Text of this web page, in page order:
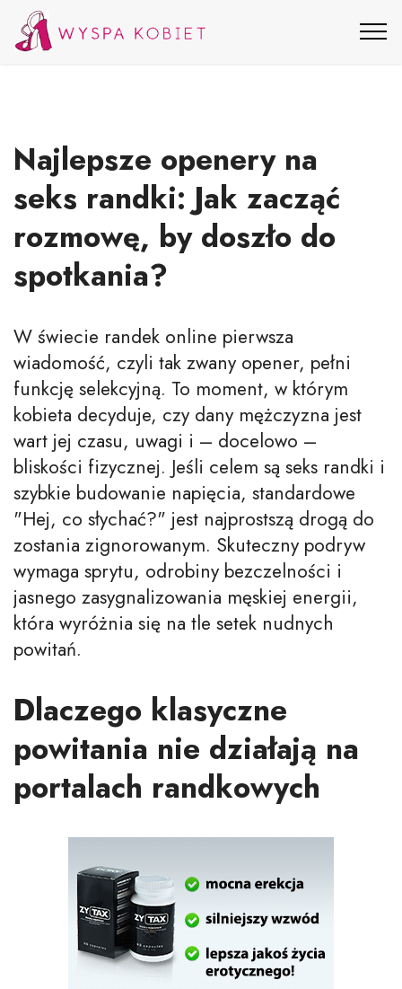
Najlepsze openery na
seks randki: Jak zacząć
rozmowę, by doszło do
spotkania?
W świecie randek online pierwsza
wiadomość, czyli tak zwany opener, pełni
funkcję selekcyjną. To moment, w którym
kobieta decyduje, czy dany mężczyzna jest
wart jej czasu, uwagi i – docelowo –
bliskości fizycznej. Jeśli celem są seks randki i
szybkie budowanie napięcia, standardowe
"Hej, co słychać?" jest najprostszą drogą do
zostania zignorowanym. Skuteczny podryw
wymaga sprytu, odrobiny bezczelności i
jasnego zasygnalizowania męskiej energii,
która wyróżnia się na tle setek nudnych
powitań.
Dlaczego klasyczne
powitania nie działają na
portalach randkowych